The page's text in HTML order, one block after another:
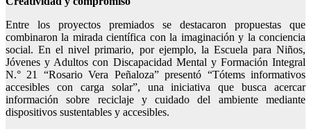
Entre los proyectos premiados se destacaron propuestas que
combinaron la mirada científica con la imaginación y la conciencia
social. En el nivel primario, por ejemplo, la Escuela para Niños,
Jóvenes y Adultos con Discapacidad Mental y Formación Integral
N.° 21 “Rosario Vera Peñaloza” presentó “Tótems informativos
accesibles con carga solar”, una iniciativa que busca acercar
información sobre reciclaje y cuidado del ambiente mediante
dispositivos sustentables y accesibles.